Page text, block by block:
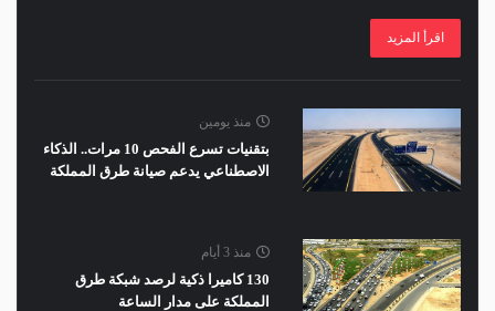
اقرأ المزيد
منذ يومين
بتقنيات تسرع الفحص 10 مرات.. الذكاء
الاصطناعي يدعم صيانة طرق المملكة
منذ 3 أيام
130 كاميرا ذكية لرصد شبكة طرق
المملكة على مدار الساعة